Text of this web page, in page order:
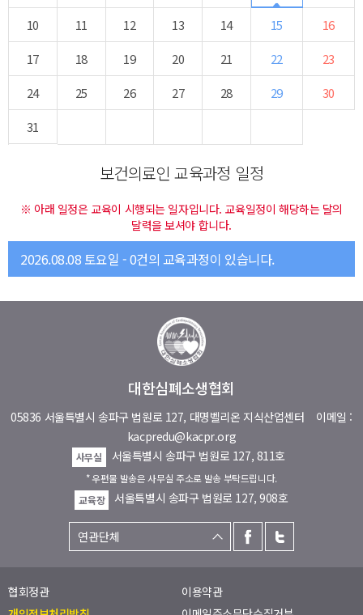
10
11 12 13 14 15
16
17
18 19 20 21 22
23
24
25 26 27 28 29
30
31
보건의료인 교육과정 일정
※ 아래 일정은 교육이 시행되는 일자입니다. 교육일정이 해당하는 달의
달력을 보셔야 합니다.
2026.08.08 토요일 - 0건의 교육과정이 있습니다.
대한심폐소생협회
05836 서울특별시 송파구 법원로 127, 대명벨리온 지식산업센터 이메일 :
kacpredu@kacpr.org
사무실 서울특별시 송파구 법원로 127, 811호
* 우편물 발송은 사무실 주소로 발송 부탁드립니다.
교육장
서울특별시 송파구 법원로 127, 908호
협회정관
이용약관